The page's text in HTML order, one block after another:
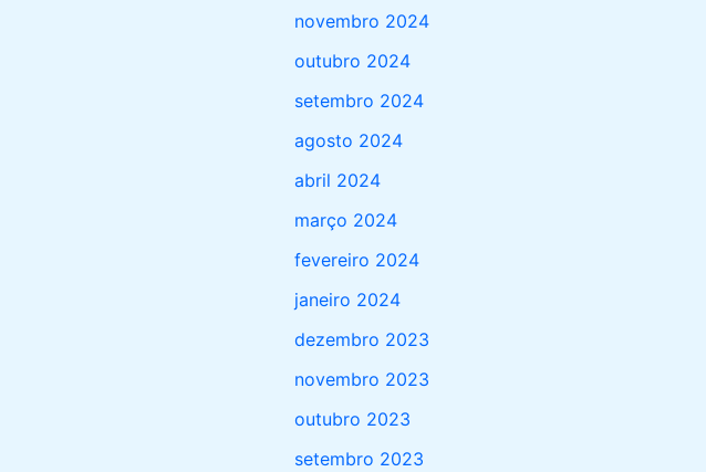
novembro 2024
outubro 2024
setembro 2024
agosto 2024
abril 2024
março 2024
fevereiro 2024
janeiro 2024
dezembro 2023
novembro 2023
outubro 2023
setembro 2023